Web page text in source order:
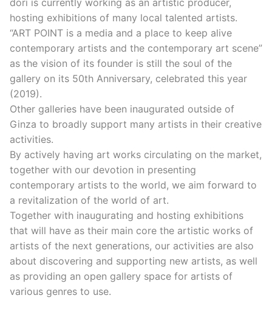
hosting exhibitions of many local talented artists.
“ART POINT is a media and a place to keep alive
contemporary artists and the contemporary art scene”
as the vision of its founder is still the soul of the
gallery on its 50th Anniversary, celebrated this year
(2019).
Other galleries have been inaugurated outside of
Ginza to broadly support many artists in their creative
activities.
By actively having art works circulating on the market,
together with our devotion in presenting
contemporary artists to the world, we aim forward to
a revitalization of the world of art.
Together with inaugurating and hosting exhibitions
that will have as their main core the artistic works of
artists of the next generations, our activities are also
about discovering and supporting new artists, as well
as providing an open gallery space for artists of
various genres to use.